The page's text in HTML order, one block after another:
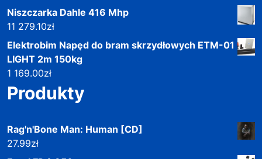
Niszczarka Dahle 416 Mhp
11 279.10zł
Elektrobim Napęd do bram skrzydłowych ETM-01
LIGHT 2m 150kg
1 169.00zł
Produkty
Rag'n'Bone Man: Human [CD]
27.99zł